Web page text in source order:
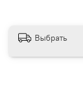
Выбрать